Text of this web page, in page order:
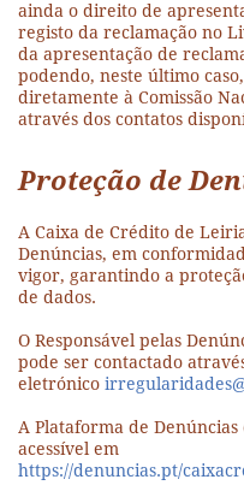
ainda o direito de
registo da reclamação no
da apresentação de
podendo, neste último
diretamente à Comissão
através dos contatos
Proteção de
A Caixa de Crédito de
Denúncias, em
vigor, garantindo a
de dados.
O Responsável pelas
pode ser contactado
eletrónico
A Plataforma de
acessível em
https://denuncias.pt/